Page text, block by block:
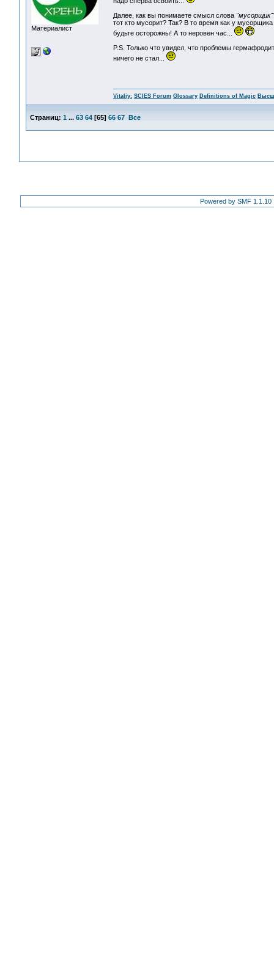
Материалист
Далее, как вы понимаете смысл слова "мусорщик"
тот кто мусорит? Так? В то время как у
будьте осторожны! А то неровен час...
P.S. Только что увидел, что проблемы
ничего не стал...
Vitaliy: SCIES Forum Glossary Definitions of Magic
Страниц: 1 ... 63 64 [65] 66 67 Все
Powered by SMF 1.1.10